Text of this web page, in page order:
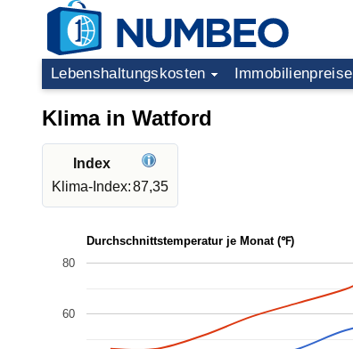
Lebenshaltungskosten Immobilienpreise
Klima in Watford
Index
Klima-Index:87,35
Durchschnittstemperatur je Monat (℉)
60
80